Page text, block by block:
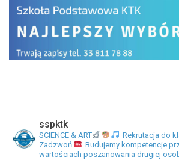
sspktk
SCIENCE & ART Rekrutacja do
Zadzwoń
Budujemy kompetencje
wartościach poszanowania drugiej